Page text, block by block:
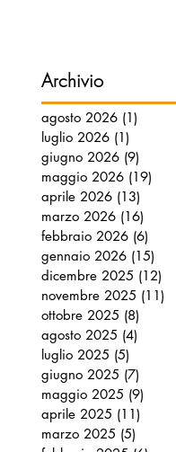
Archivio
agosto 2026 (1)
luglio 2026 (1)
giugno 2026 (9)
maggio 2026 (19)
aprile 2026 (13)
marzo 2026 (16)
febbraio 2026 (6)
gennaio 2026 (15)
dicembre 2025 (12)
novembre 2025 (11)
ottobre 2025 (8)
agosto 2025 (4)
luglio 2025 (5)
giugno 2025 (7)
maggio 2025 (9)
aprile 2025 (11)
marzo 2025 (5)